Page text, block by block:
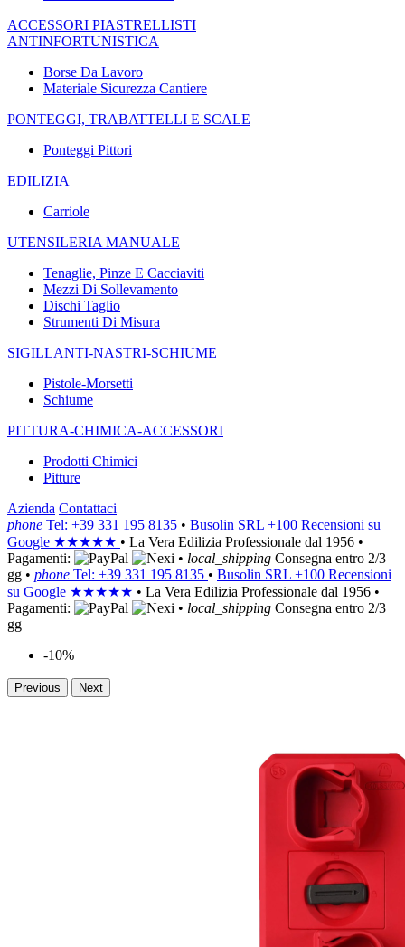
ACCESSORI PIASTRELLISTI
ANTINFORTUNISTICA
Borse Da Lavoro
Materiale Sicurezza Cantiere
PONTEGGI, TRABATTELLI E SCALE
Ponteggi Pittori
EDILIZIA
Carriole
UTENSILERIA MANUALE
Tenaglie, Pinze E Cacciaviti
Mezzi Di Sollevamento
Dischi Taglio
Strumenti Di Misura
SIGILLANTI-NASTRI-SCHIUME
Pistole-Morsetti
Schiume
PITTURA-CHIMICA-ACCESSORI
Prodotti Chimici
Pitture
Azienda Contattaci
phone Tel: +39 331 195 8135 • Busolin SRL +100 Recensioni su
Google ★★★★★ • La Vera Edilizia Professionale dal 1956 •
Pagamenti:
• local_shipping Consegna entro 2/3
gg • phone Tel: +39 331 195 8135 • Busolin SRL +100 Recensioni
su Google ★★★★★ • La Vera Edilizia Professionale dal 1956 •
Pagamenti:
• local_shipping Consegna entro 2/3
gg
-10%
Previous Next